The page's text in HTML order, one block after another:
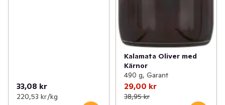
33,08 kr
220,53 kr /kg
Kalamata Oliver med
Kärnor
490 g, Garant
29,00 kr
38,95 kr